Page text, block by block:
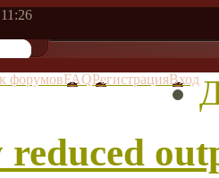
форумовFAQРегистрацияВход
reduced